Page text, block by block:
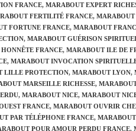
FRANCE, MARABOUT EXPERT
FERTILITÉ FRANCE,
FORTUNE FRANCE, MARABOUT
, MARABOUT GUÉRISON
FRANCE, MARABOUT ILE DE
, MARABOUT INVOCATION
LILLE PROTECTION, MARABOUT LYON,
MARSEILLE RICHESSE,
, MARABOUT NICE, MARABOUT
FRANCE, MARABOUT OUVRIR
PAR TÉLÉPHONE FRANCE,
POUR AMOUR PERDU FRANCE,